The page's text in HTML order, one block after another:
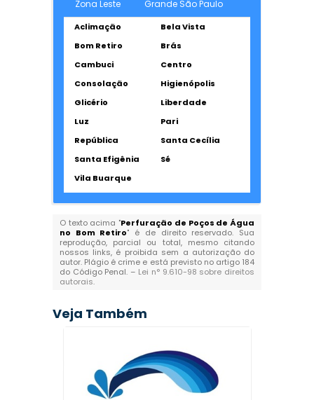
Zona Leste Grande São Paulo
Aclimação
Bela Vista
Bom Retiro
Brás
Cambuci
Centro
Consolação
Higienópolis
Glicério
Liberdade
Luz
Pari
República
Santa Cecília
Santa Efigênia
Sé
Vila Buarque
O texto acima "Perfuração de Poços de Água
no Bom Retiro" é de direito reservado. Sua
reprodução, parcial ou total, mesmo citando
nossos links, é proibida sem a autorização do
autor. Plágio é crime e está previsto no artigo 184
do Código Penal. – Lei n° 9.610-98 sobre direitos
autorais.
Veja Também